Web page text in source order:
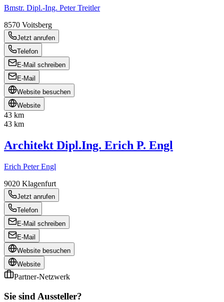
Bmstr. Dipl.-Ing. Peter Treitler
8570 Voitsberg
Jetzt anrufen
Telefon
E-Mail schreiben
E-Mail
Website besuchen
Website
43 km
43 km
Architekt Dipl.Ing. Erich P. Engl
Erich Peter Engl
9020 Klagenfurt
Jetzt anrufen
Telefon
E-Mail schreiben
E-Mail
Website besuchen
Website
Partner-Netzwerk
Sie sind Aussteller?